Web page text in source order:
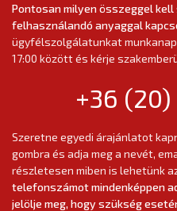
Pontosan milyen összeggel
felhasználandó anyaggal
ügyfélszolgálatunkat
17:00 között és kérje
+36 (20)
Szeretne egyedi árajánlatot
gombra és adja meg a nevét,
részletesen miben is lehetünk
telefonszámot mindenképpen
jelölje meg, hogy szükség